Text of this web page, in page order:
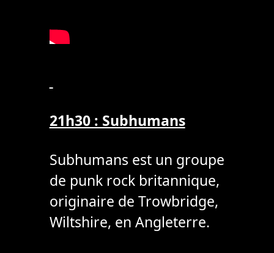
21h30 : Subhumans
Subhumans est un groupe
de punk rock britannique,
originaire de Trowbridge,
Wiltshire, en Angleterre.